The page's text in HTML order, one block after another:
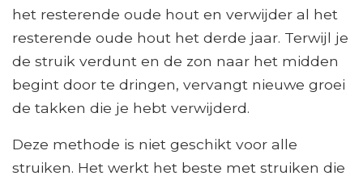
het resterende oude hout en verwijder al het
resterende oude hout het derde jaar. Terwijl je
de struik verdunt en de zon naar het midden
begint door te dringen, vervangt nieuwe groei
de takken die je hebt verwijderd.
Deze methode is niet geschikt voor alle
struiken. Het werkt het beste met struiken die